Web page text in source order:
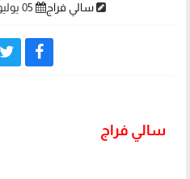
سالي فراج
سالي فراج